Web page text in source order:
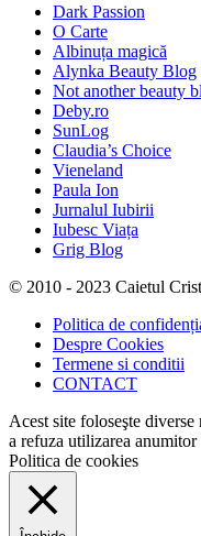
Dark Passion
O Carte
Albinuța magică
Alynka Beauty Blog
Not another beauty
Deby.ro
SunLog
Claudia’s Choice
Vieneland
Paula Ion
Jurnalul Iubirii
Iubesc Viața
Grig Blog
© 2010 - 2023 Caietul
Politica de
Despre Cookies
Termene si conditii
CONTACT
Acest site foloseşte
a refuza utilizarea
Politica de cookies